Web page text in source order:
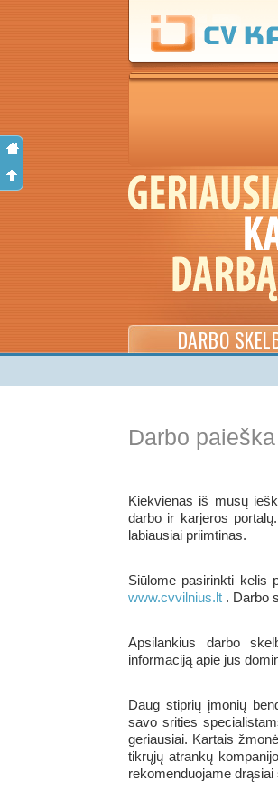
DARBO
Darbo
Kiekvienas iš mūsų
darbo ir karjeros
labiausiai priimtinas.
Siūlome pasirinkti kelis
www.cvvilnius.lt . Darbo
Apsilankius darbo
informaciją apie jus
Daug stiprių įmonių
savo srities
geriausiai. Kartais
tikrųjų atrankų
rekomenduojame